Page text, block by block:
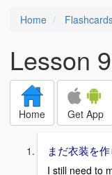
Home
Lesson
Home Get App
まだ衣装を
I still need to